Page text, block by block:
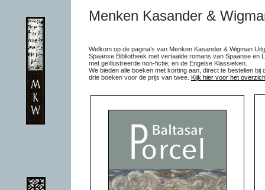
Menken Kasander &
Welkom op de pagina's van Menken Kasander & Wigman
Spaanse Bibliotheek met vertaalde romans van Spaanse en
met geïllustreerde non-fictie; en de Engelse Klassieken.
We bieden alle boeken met korting aan, direct te bestellen bij
drie boeken voor de prijs van twee. Kijk hier voor het